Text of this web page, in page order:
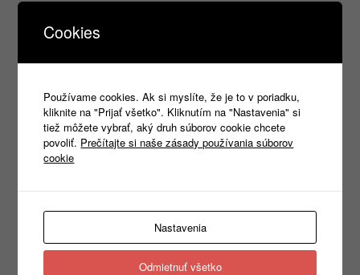
Cookies
Používame cookies. Ak si myslíte, že je to v poriadku,
kliknite na "Prijať všetko". Kliknutím na "Nastavenia" si
tiež môžete vybrať, aký druh súborov cookie chcete
povoliť. Prečítajte si naše zásady používania súborov
cookie
Nastavenia
Odmietnuť všetko